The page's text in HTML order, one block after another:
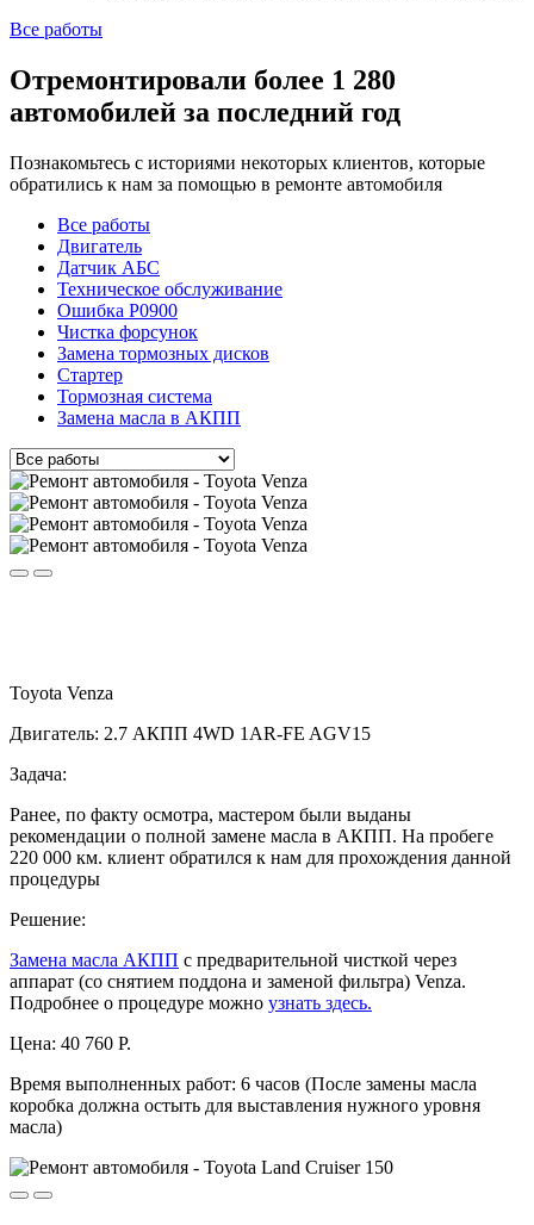
Все работы
Отремонтировали более 1 280
автомобилей за последний год
Познакомьтесь с историями некоторых клиентов, которые
обратились к нам за помощью в ремонте автомобиля
Все работы
Двигатель
Датчик АБС
Техническое обслуживание
Ошибка P0900
Чистка форсунок
Замена тормозных дисков
Стартер
Тормозная система
Замена масла в АКПП
Toyota Venza
Двигатель: 2.7 АКПП 4WD 1AR-FE AGV15
Задача:
Ранее, по факту осмотра, мастером были выданы
рекомендации о полной замене масла в АКПП. На пробеге
220 000 км. клиент обратился к нам для прохождения данной
процедуры
Решение:
Замена масла АКПП с предварительной чисткой через
аппарат (со снятием поддона и заменой фильтра) Venza.
Подробнее о процедуре можно узнать здесь.
Цена: 40 760 Р.
Время выполненных работ: 6 часов (После замены масла
коробка должна остыть для выставления нужного уровня
масла)